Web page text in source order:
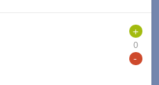
+
0
-